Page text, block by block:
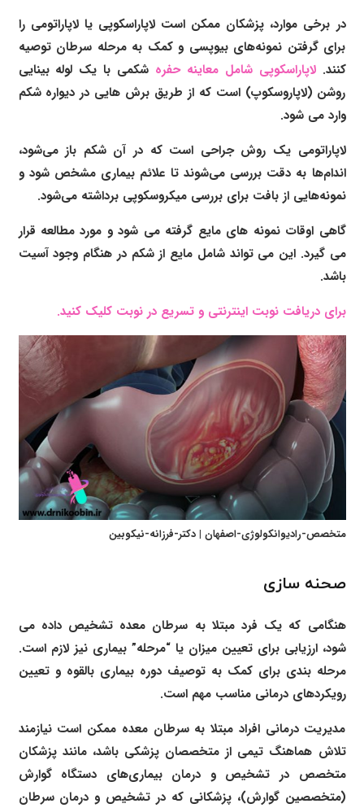
در برخی موارد، پزشکان ممکن است لاپاراسکوپی یا لاپاراتومی را
برای گرفتن نمونه‌های بیوپسی و کمک به مرحله سرطان توصیه
کنند.لاپاراسکوپی شامل معاینه حفره شکمی با یک لوله بینایی
روشن (لاپاروسکوپ) است که از طریق برش هایی در دیواره شکم
وارد می شود.
لاپاراتومی یک روش جراحی است که در آن شکم باز می‌شود،
اندام‌ها به دقت بررسی می‌شوند تا علائم بیماری مشخص شود و
نمونه‌هایی از بافت برای بررسی میکروسکوپی برداشته می‌شود.
گاهی اوقات نمونه های مایع گرفته می شود و مورد مطالعه قرار
می گیرد. این می تواند شامل مایع از شکم در هنگام وجود آسیت
باشد.
برای دریافت نوبت اینترنتی و تسریع در نوبت کلیک کنید.
متخصص-رادیوانکولوژی-اصفهان | دکتر-فرزانه-نیکوبین
صحنه سازی
هنگامی که یک فرد مبتلا به سرطان معده تشخیص داده می
شود، ارزیابی برای تعیین میزان یا “مرحله” بیماری نیز لازم است.
مرحله بندی برای کمک به توصیف دوره بیماری بالقوه و تعیین
رویکردهای درمانی مناسب مهم است.
مدیریت درمانی افراد مبتلا به سرطان معده ممکن است نیازمند
تلاش هماهنگ تیمی از متخصصان پزشکی باشد، مانند پزشکان
متخصص در تشخیص و درمان بیماری‌های دستگاه گوارش
(متخصصین گوارش)، پزشکانی که در تشخیص و درمان سرطان